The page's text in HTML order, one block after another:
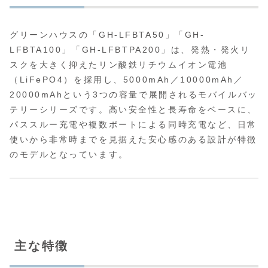
グリーンハウスの「GH-LFBTA50」「GH-
LFBTA100」「GH-LFBTPA200」は、発熱・発火リ
スクを大きく抑えたリン酸鉄リチウムイオン電池
（LiFePO4）を採用し、5000mAh／10000mAh／
20000mAhという3つの容量で展開されるモバイルバッ
テリーシリーズです。高い安全性と長寿命をベースに、
パススルー充電や複数ポートによる同時充電など、日常
使いから非常時までを見据えた安心感のある設計が特徴
のモデルとなっています。
主な特徴